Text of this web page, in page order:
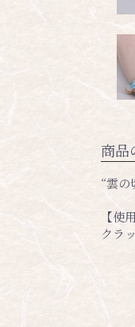
商品
“雲の
【使
クラ